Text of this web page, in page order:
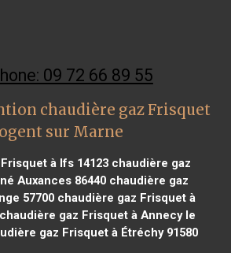
09 72 66 89 55
chaudière gaz Frisquet
sur Marne
à Ifs 14123 chaudière gaz
Auxances 86440 chaudière gaz
57700 chaudière gaz Frisquet à
gaz Frisquet à Annecy le
gaz Frisquet à Étréchy 91580